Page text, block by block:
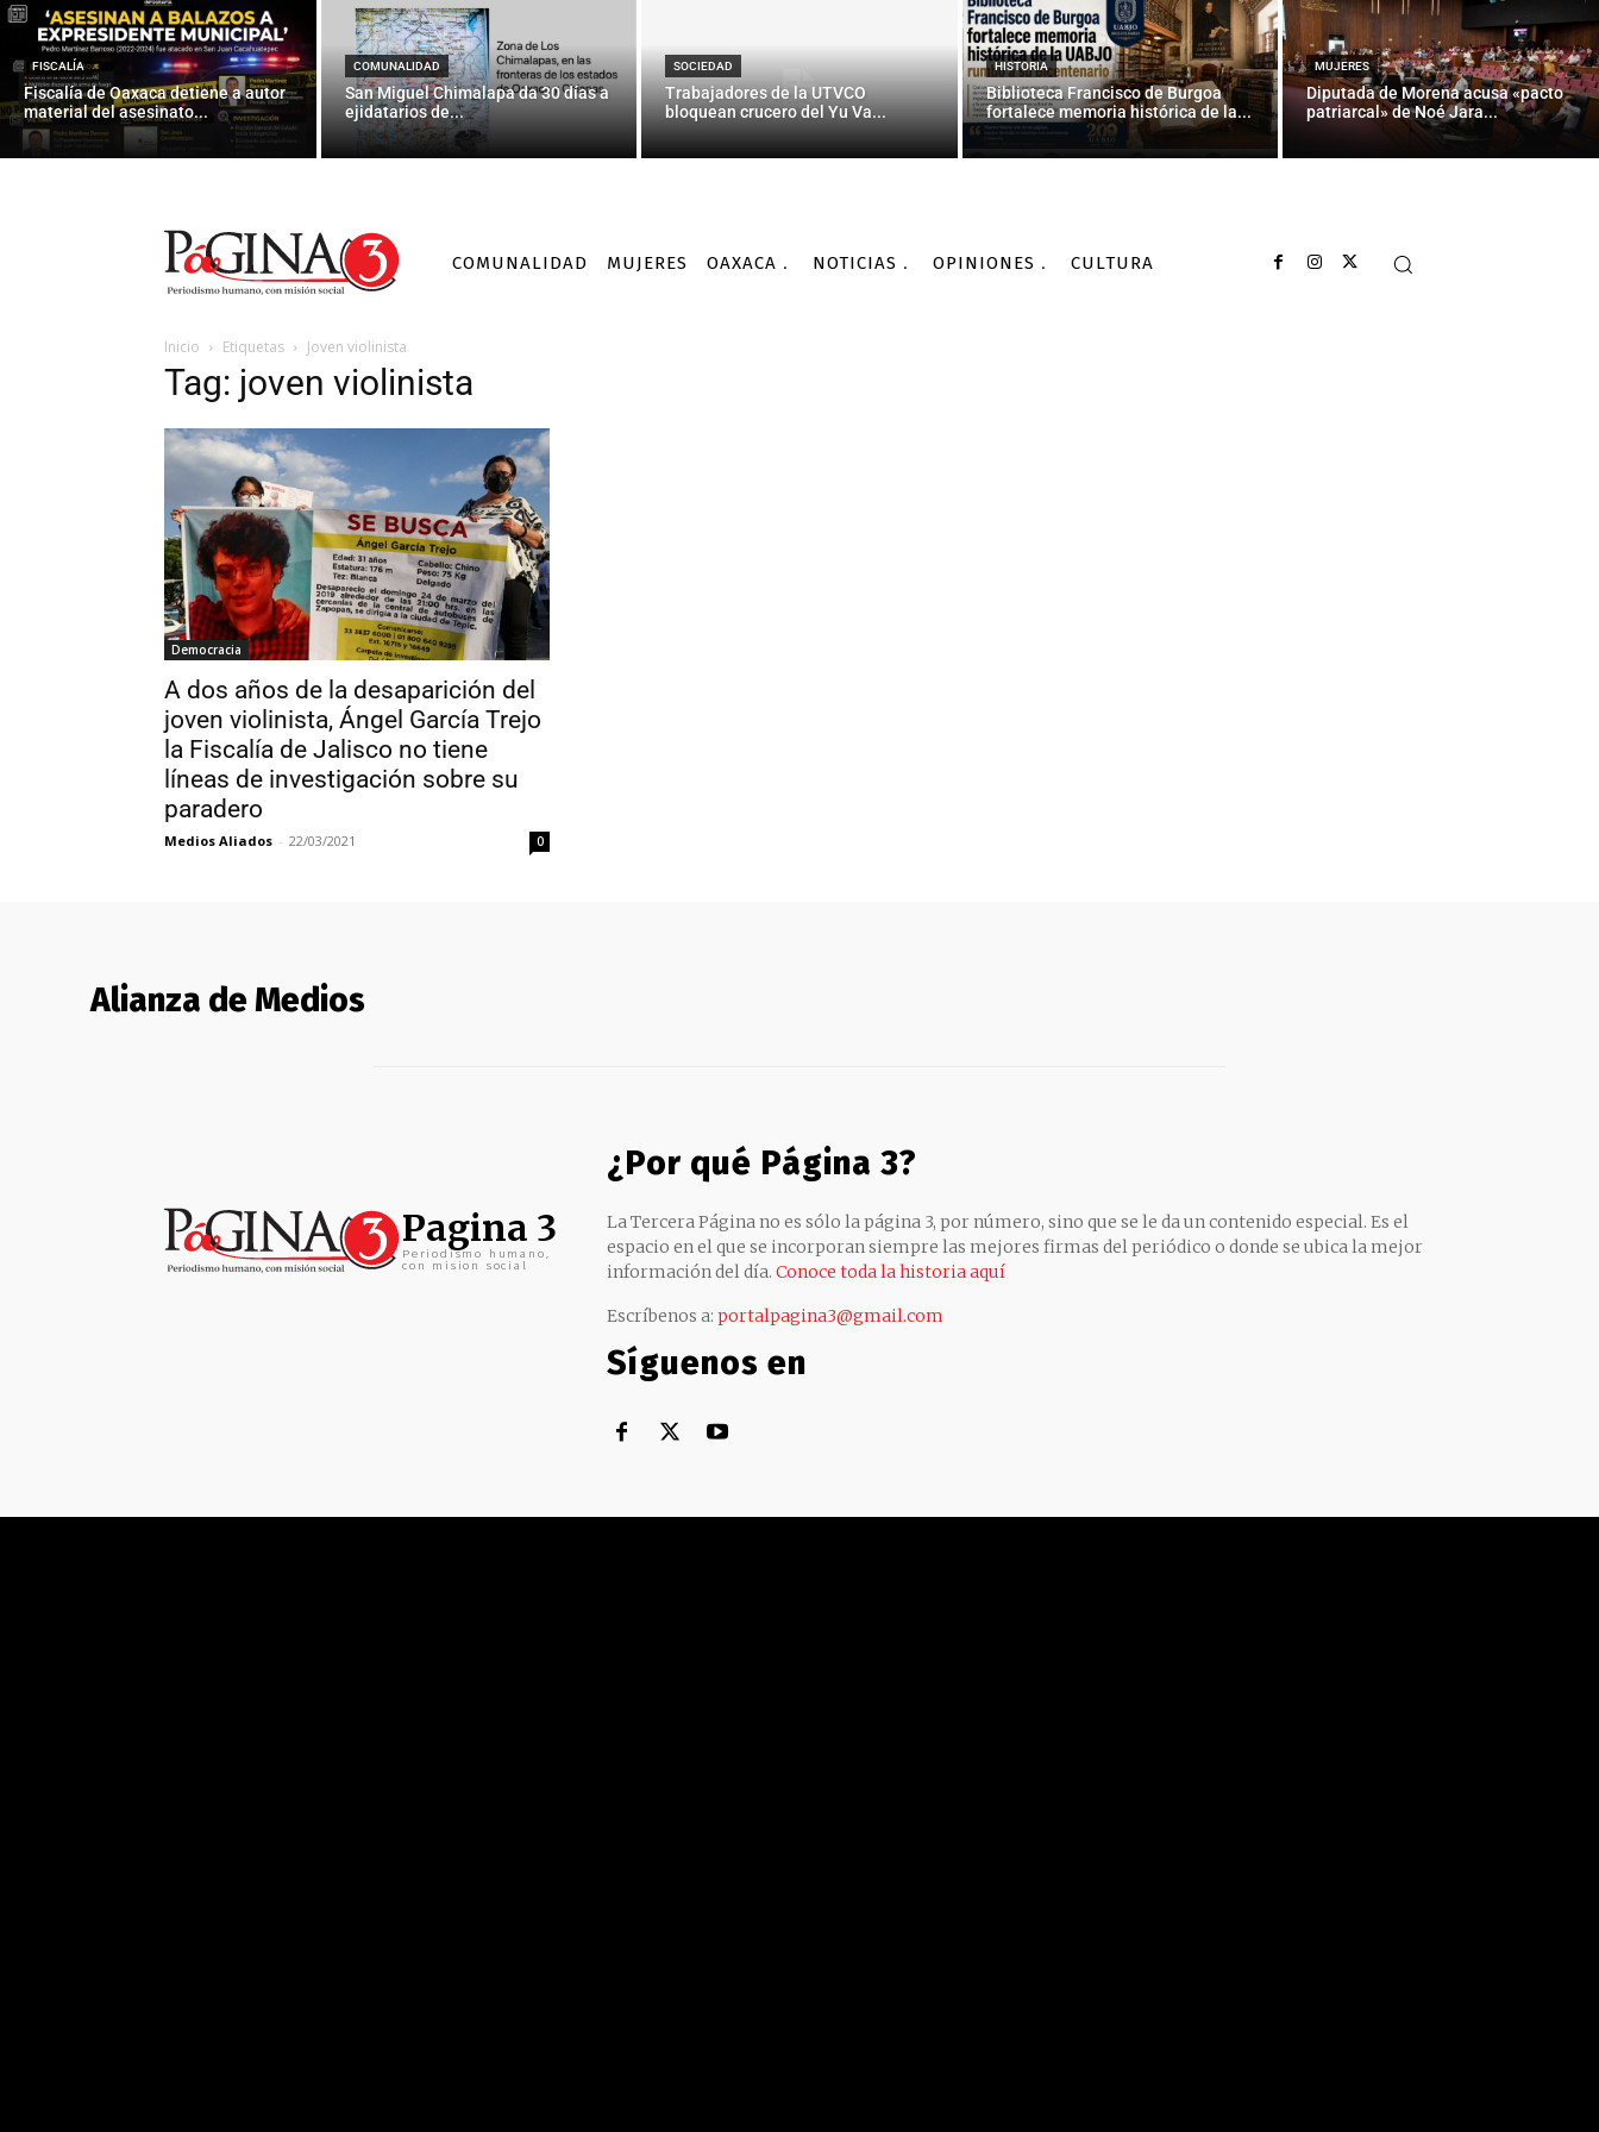
FISCALÍA
Fiscalía de Oaxaca detiene a autor
material del asesinato...
COMUNALIDAD
San Miguel Chimalapa da 30 días a
ejidatarios de...
SOCIEDAD
Trabajadores de la UTVCO
bloquean crucero del Yu Va...
HISTORIA
Biblioteca Francisco de Burgoa
fortalece memoria histórica de la...
MUJERES
Diputada de Morena acusa «pacto
patriarcal» de Noé Jara...
COMUNALIDAD MUJERES OAXACA NOTICIAS OPINIONES CULTURA
Inicio Etiquetas Joven violinista
Tag: joven violinista
Democracia
A dos años de la desaparición del
joven violinista, Ángel García Trejo
la Fiscalía de Jalisco no tiene
líneas de investigación sobre su
paradero
Medios Aliados - 22/03/2021 0
Alianza de Medios
Pagina 3
Periodismo humano,
con mision social
¿Por qué Página 3?
La Tercera Página no es sólo la página 3, por número, sino que se le da un contenido especial. Es el
espacio en el que se incorporan siempre las mejores firmas del periódico o donde se ubica la mejor
información del día. Conoce toda la historia aquí
Escríbenos a: portalpagina3@gmail.com
Síguenos en